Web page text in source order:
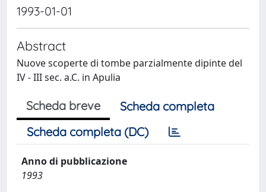
1993-01-01
Abstract
Nuove scoperte di tombe parzialmente dipinte del
IV - III sec. a.C. in Apulia
Scheda breve
Scheda completa
Scheda completa (DC)
Anno di pubblicazione
1993